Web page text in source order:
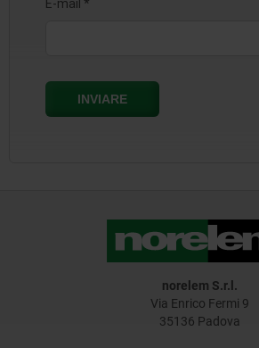
norelem S.r.l.
Via Enrico Fermi 9
35136 Padova